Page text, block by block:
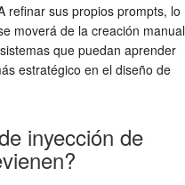
refinar sus propios prompts, lo
moverá de la creación manual
que puedan aprender
estratégico en el diseño de
inyección de